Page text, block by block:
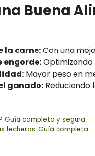
Buena
la carne:Con una
engorde:Optimizando
Mayor peso en
ganado: Reduciendo
Guía completa y segura
lecheras: Guía completa